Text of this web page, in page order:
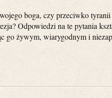
boga, czy przeciwko
Odpowiedzi na te pytania
go żywym, wiarygodnym i